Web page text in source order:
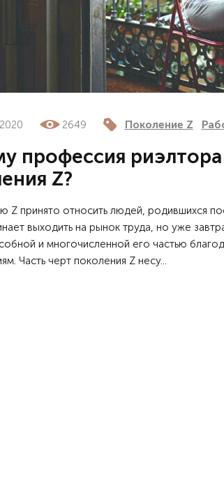
2649 Поколение Z
профессия
Z?
Z принято относить людей, родившихся
выходить на рынок труда, но уже
и многочисленной его частью
Часть черт поколения Z несу...